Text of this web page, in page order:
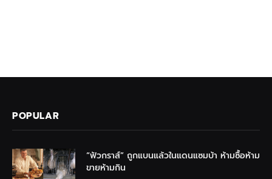
POPULAR
“ฟัวกราส์” ถูกแบนแล้วในแดนแซมบ้า ห้ามซื้อห้าม
ขายห้ามกิน